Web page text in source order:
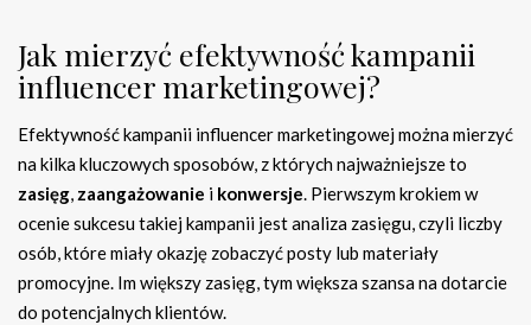
Jak mierzyć efektywność kampanii
influencer marketingowej?
Efektywność kampanii influencer marketingowej można mierzyć
na kilka kluczowych sposobów, z których najważniejsze to
zasięg, zaangażowanie i konwersje. Pierwszym krokiem w
ocenie sukcesu takiej kampanii jest analiza zasięgu, czyli liczby
osób, które miały okazję zobaczyć posty lub materiały
promocyjne. Im większy zasięg, tym większa szansa na dotarcie
do potencjalnych klientów.